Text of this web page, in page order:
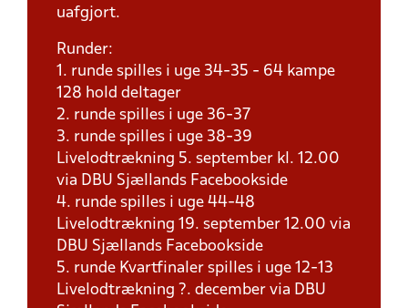
uafgjort.
Runder:
1. runde spilles i uge 34-35 - 64 kampe
128 hold deltager
2. runde spilles i uge 36-37
3. runde spilles i uge 38-39
Livelodtrækning 5. september kl. 12.00
via DBU Sjællands Facebookside
4. runde spilles i uge 44-48
Livelodtrækning 19. september 12.00 via
DBU Sjællands Facebookside
5. runde Kvartfinaler spilles i uge 12-13
Livelodtrækning ?. december via DBU